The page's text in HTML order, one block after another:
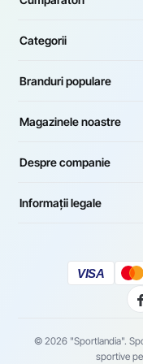
Categorii
Branduri populare
Magazinele noastre
Despre companie
Informații legale
VISA
© 2026 "Sportlandia".
sportive